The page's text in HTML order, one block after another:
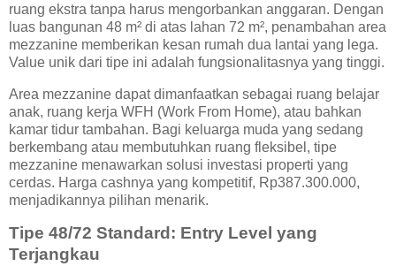
ruang ekstra tanpa harus mengorbankan anggaran. Dengan
luas bangunan 48 m² di atas lahan 72 m², penambahan area
mezzanine memberikan kesan rumah dua lantai yang lega.
Value unik dari tipe ini adalah fungsionalitasnya yang tinggi.
Area mezzanine dapat dimanfaatkan sebagai ruang belajar
anak, ruang kerja WFH (Work From Home), atau bahkan
kamar tidur tambahan. Bagi keluarga muda yang sedang
berkembang atau membutuhkan ruang fleksibel, tipe
mezzanine menawarkan solusi investasi properti yang
cerdas. Harga cashnya yang kompetitif, Rp387.300.000,
menjadikannya pilihan menarik.
Tipe 48/72 Standard: Entry Level yang
Terjangkau